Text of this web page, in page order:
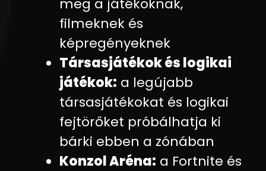
meg a játékoknak,
filmeknek és
képregényeknek
Társasjátékok és logikai
játékok: a legújabb
társasjátékokat és logikai
fejtörőket próbálhatja ki
bárki ebben a zónában
Konzol Aréna: a Fortnite és